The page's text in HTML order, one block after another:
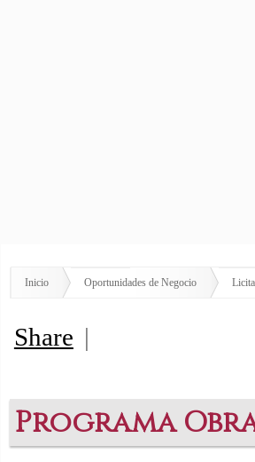
Inicio Oportunidades de Negocio
Share |
Programa